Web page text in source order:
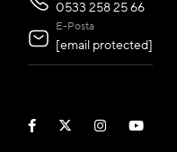
0533 258 25 66
E-Posta
[email protected]